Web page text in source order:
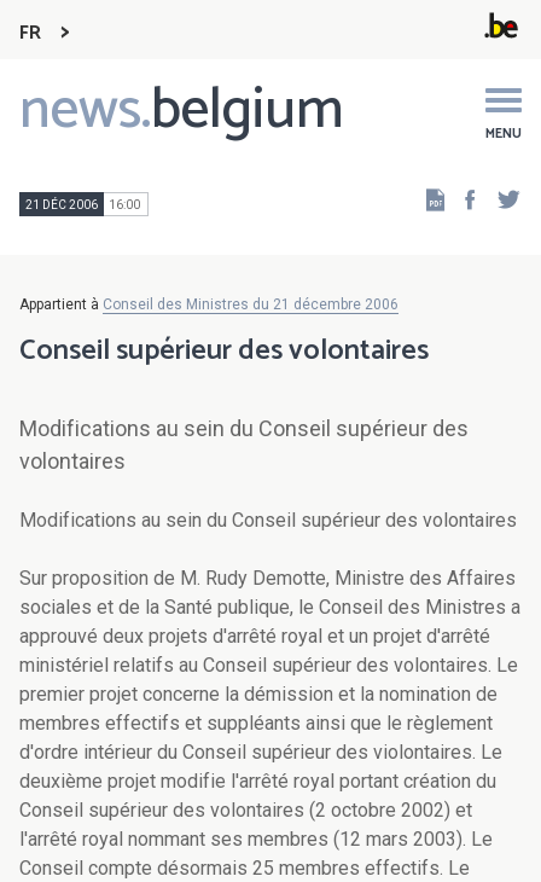
FR
news.belgium MENU
Main
navigation
21 DÉC 2006 16:00
Appartient à Conseil des Ministres du 21 décembre 2006
Conseil supérieur des volontaires
Modifications au sein du Conseil supérieur des
volontaires
Modifications au sein du Conseil supérieur des volontaires
Sur proposition de M. Rudy Demotte, Ministre des Affaires
sociales et de la Santé publique, le Conseil des Ministres a
approuvé deux projets d'arrêté royal et un projet d'arrêté
ministériel relatifs au Conseil supérieur des volontaires. Le
premier projet concerne la démission et la nomination de
membres effectifs et suppléants ainsi que le règlement
d'ordre intérieur du Conseil supérieur des violontaires. Le
deuxième projet modifie l'arrêté royal portant création du
Conseil supérieur des volontaires (2 octobre 2002) et
l'arrêté royal nommant ses membres (12 mars 2003). Le
Conseil compte désormais 25 membres effectifs. Le